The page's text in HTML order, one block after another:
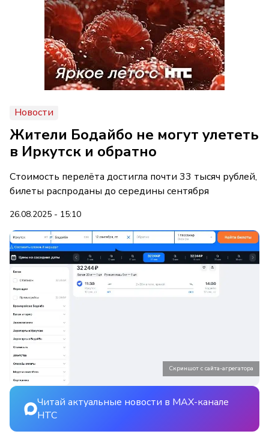
Новости
Жители Бодайбо не могут улететь
в Иркутск и обратно
Стоимость перелёта достигла почти 33 тысяч рублей,
билеты распроданы до середины сентября
26.08.2025 - 15:10
Скриншот с сайта-агрегатора
Читай актуальные новости в MAX-канале
НТС